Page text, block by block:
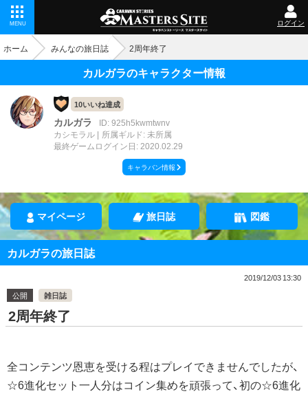
MENU ログイン
ホーム みんなの旅日誌 2周年終了
カルガラのキャラクター情報
10いいね達成
カルガラ
ID: 925h5kwmtwnv
カシモラル
所属ギルド: 未所属
最終ゲームログイン日: 2020.02.29
キャラバン情報
マイページ 旅日誌 図鑑
カルガラの旅日誌
2019/12/03 13:30
公開
雑日誌
2周年終了
全コンテンツ恩恵を受ける程はプレイできませんでしたが、
☆6進化セット一人分はコイン集めを頑張って、初の☆6進化